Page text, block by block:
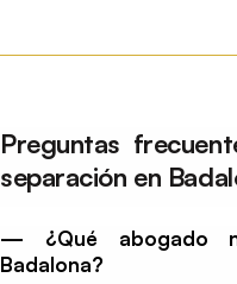
Preguntas
separación en
— ¿Qué abogado
Badalona?